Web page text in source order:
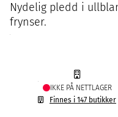
Nydelig pledd i
frynser.
IKKE PÅ NETTLAGER
Finnes i 147 butikker